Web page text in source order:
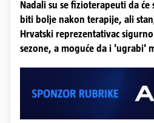
Nadali su se fizioterapeuti da
biti bolje nakon terapije, ali
Hrvatski reprezentativac
sezone, a moguće da i 'ugrabi'